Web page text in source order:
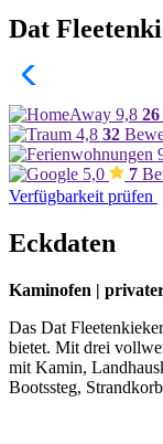
Dat
9,8 26
4,8 32
5,0
7
Verfügbarkeit prüfen
Eckdaten
Kaminofen |
Das Dat
bietet. Mit drei
mit Kamin,
Bootssteg,